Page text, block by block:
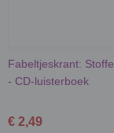
Fabeltjeskrant:
- CD-luisterboek
€ 2,49